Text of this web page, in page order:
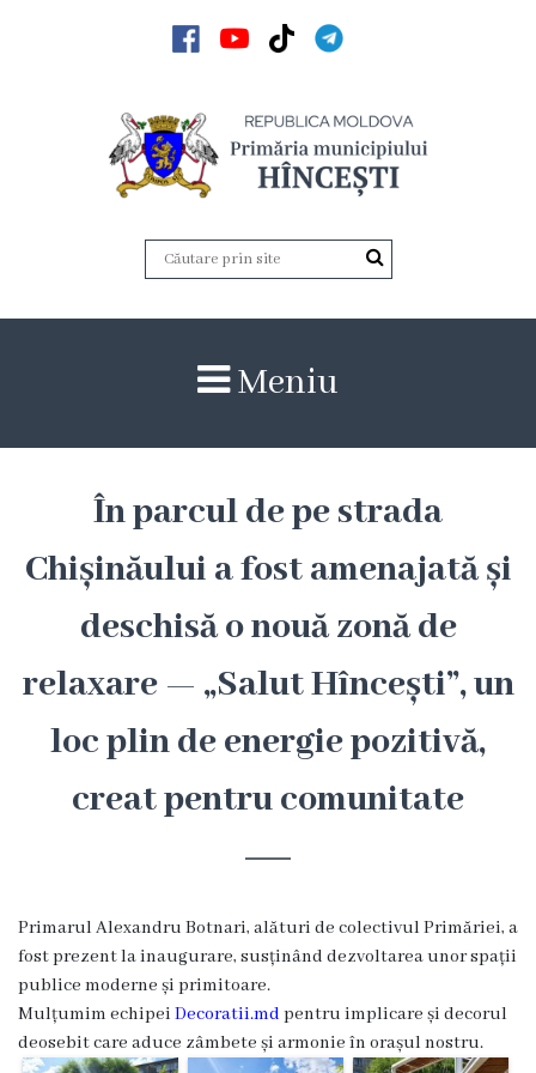
Noutăți
Galerie
foto
Hîncești
Simbolurile
orașului
Așezarea
Potențial
turistic
Orașe
Meniu
În parcul de pe strada
Chișinăului a fost amenajată și
deschisă o nouă zonă de
relaxare — „Salut Hîncești”, un
loc plin de energie pozitivă,
creat pentru comunitate
Primarul Alexandru Botnari, alături de colectivul Primăriei, a
fost prezent la inaugurare, susținând dezvoltarea unor spații
publice moderne și primitoare.
Mulțumim echipei Decoratii.md pentru implicare și decorul
deosebit care aduce zâmbete și armonie în orașul nostru.